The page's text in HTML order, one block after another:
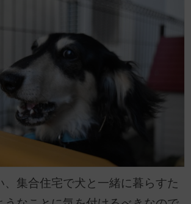
、集合住宅で犬と一緒に暮らすた